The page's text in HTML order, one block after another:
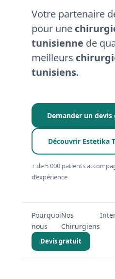
Nos
chirurgies
Obésité
Nos
chirurgiens
FAQ
Services
Nos
cliniques
Nos
articles
Votre partenaire
pour une
tunisienne de
meilleurs
tunisiens.
Demander un
Découvrir Estetika
+ de 5 000 patients
d’expérience
Pourquoi
nous
Nos
Chirurgiens
Devis gratuit